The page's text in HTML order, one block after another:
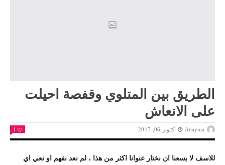
الطريق بين المتلوي وقفصة احيلت
على الانعاش
Attayma أكتوبر 06, 2017 1
للاسف لا يسعنا ان نختار عنوانا اكثر من هذا ، لم نعد نفهم او نعي اي